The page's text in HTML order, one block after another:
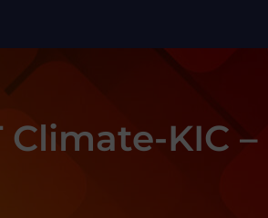
Climate-KIC